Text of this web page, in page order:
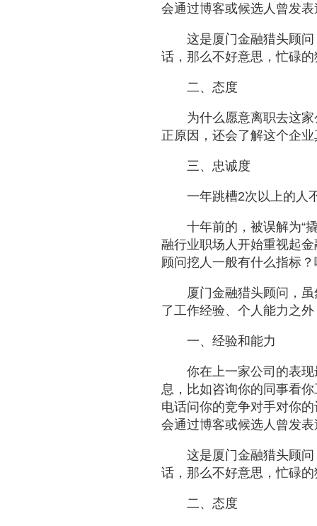
会通过博客或候选人曾发
这是厦门金融猎头顾问
话，那么不好意思，忙碌
二、态度
为什么愿意离职去这
正原因，还会了解这个企
三、忠诚度
一年跳槽2次以上的人
十年前的，被误解为“
融行业职场人开始重视起
顾问挖人一般有什么指标
厦门金融猎头顾问，
了工作经验、个人能力之
一、经验和能力
你在上一家公司的表
息，比如咨询你的同事看
电话问你的竞争对手对你
会通过博客或候选人曾发
这是厦门金融猎头顾问
话，那么不好意思，忙碌
二、态度